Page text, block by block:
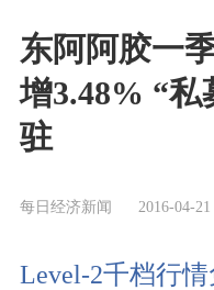
东阿阿胶一
增3.48% “私
驻
每日经济新闻 2016-04-
Level-2千档行